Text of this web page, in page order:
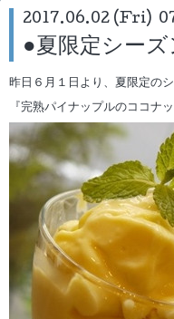
2017.06.02 (Fri)
●夏限定シーズ
昨日６月１日より、夏限定の
『完熟パイナップルのココナ